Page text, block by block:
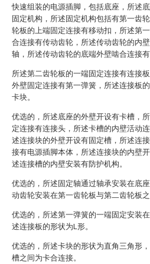
快速组装的电源插脚，包括底座，所述
固定机构，所述固定机构包括有第一齿
轮板的上端固定连接有移动扣，所述第
合连接有传动齿轮，所述传动齿轮的内
轴，所述传动齿轮的底端外壁啮合连接
所述第二齿轮板的一端固定连接有连接
外壁固定连接有第一弹簧，所述连接板
卡块。
优选的，所述底座的外壁开设有卡槽，
定连接有连接头，所述卡槽的内壁活动
述连接块的外壁开设有固定槽，所述连
接有电源插脚本体，所述连接块的内壁
述连接槽的内壁安装有防护机构。
优选的，所述固定轴通过轴承安装在底
动齿轮安装在第一齿轮板与第二齿轮板之
优选的，所述第一弹簧的一端固定安装
述连接板的形状为L形。
优选的，所述卡块的形状为直角三角形
槽之间为卡合连接。